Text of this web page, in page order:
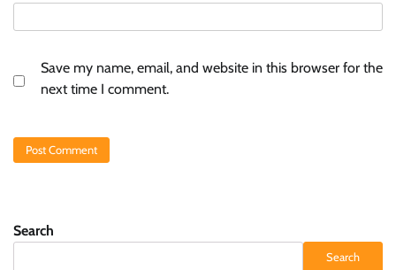
Save my name, email, and website in this browser for the
next time I comment.
Search
Search